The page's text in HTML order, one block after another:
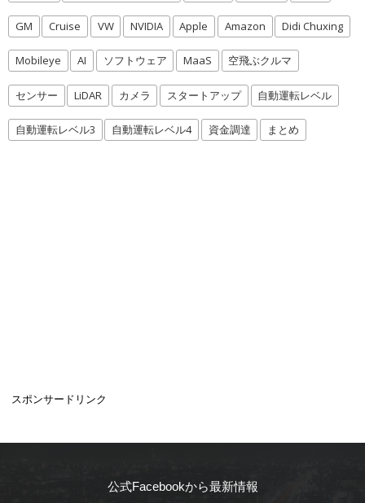
GM Cruise VW NVIDIA Apple Amazon Didi Chuxing
Mobileye AI ソフトウェア MaaS 空飛ぶクルマ
センサー LiDAR カメラ スタートアップ 自動運転レベル
自動運転レベル3 自動運転レベル4 資金調達 まとめ
スポンサードリンク
公式Facebookから最新情報